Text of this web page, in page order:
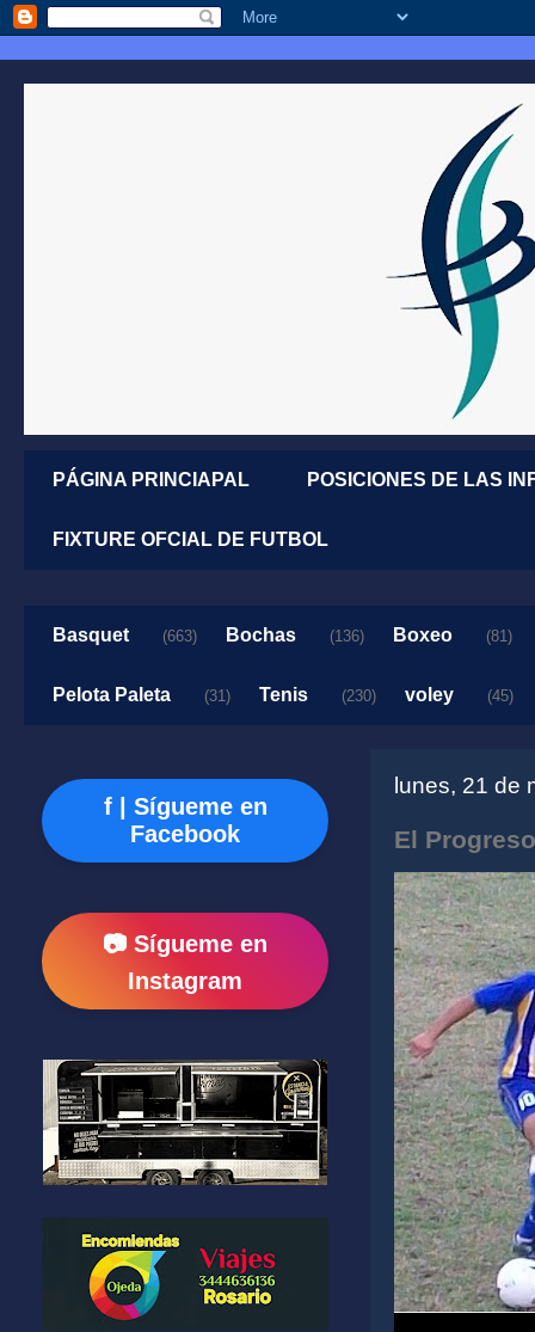
PÁGINA PRINCIAPAL POSICIONES DE LAS
FIXTURE OFCIAL DE FUTBOL
Basquet (663) Bochas (136) Boxeo (81)
Pelota Paleta (31) Tenis (230) voley (45)
lunes, 21 de
El
f | Sígueme en
Facebook
📷 Sígueme en
Instagram